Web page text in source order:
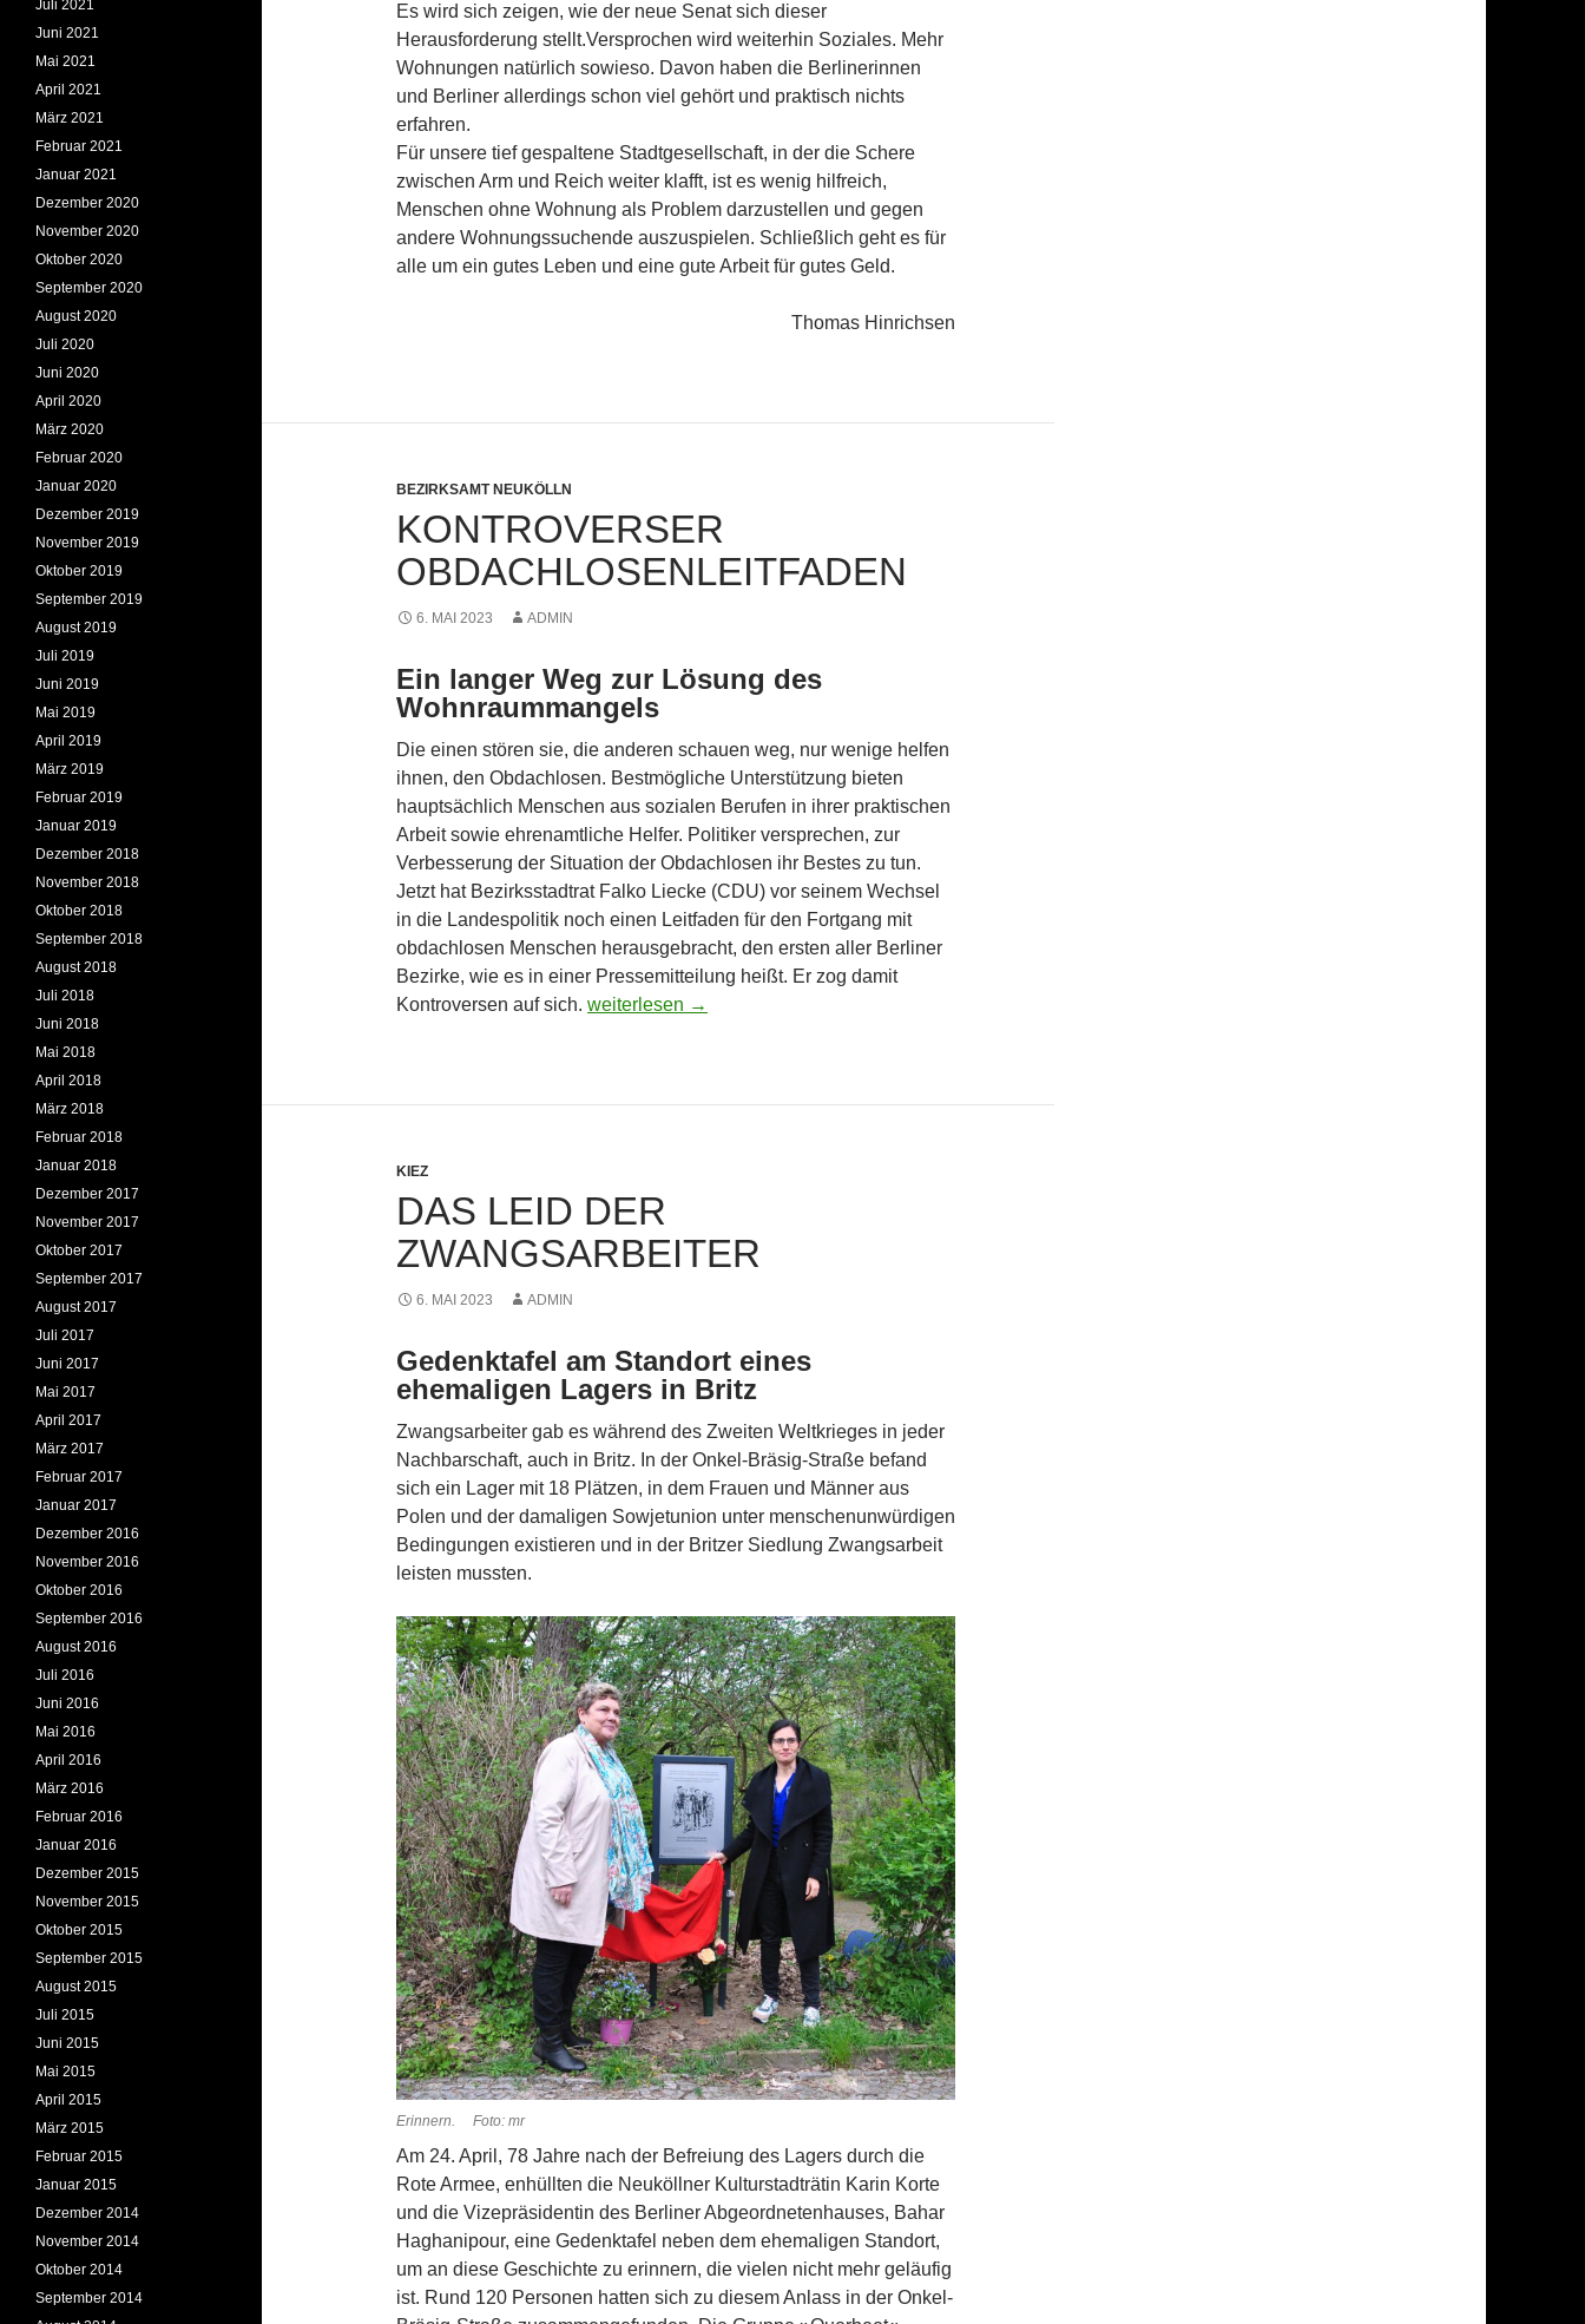
Es wird sich zeigen, wie der neue Senat sich dieser
Herausforderung stellt.Versprochen wird weiterhin Soziales. Mehr
Wohnungen natürlich sowieso. Davon haben die Berlinerinnen
und Berliner allerdings schon viel gehört und praktisch nichts
erfahren.
Für unsere tief gespaltene Stadtgesellschaft, in der die Schere
zwischen Arm und Reich weiter klafft, ist es wenig hilfreich,
Menschen ohne Wohnung als Problem darzustellen und gegen
andere Wohnungssuchende auszuspielen. Schließlich geht es für
alle um ein gutes Leben und eine gute Arbeit für gutes Geld.
Thomas Hinrichsen
BEZIRKSAMT NEUKÖLLN
KONTROVERSER
OBDACHLOSENLEITFADEN
6. MAI 2023 ADMIN
Ein langer Weg zur Lösung des
Wohnraummangels
Die einen stören sie, die anderen schauen weg, nur wenige helfen
ihnen, den Obdach­losen. Bestmögliche Unterstützung bieten
hauptsächlich Menschen aus sozialen Berufen in ihrer praktischen
Arbeit sowie ehrenamtliche Helfer. Politiker versprechen, zur
Verbesserung der Situation der Obdachlosen ihr Bestes zu tun.
Jetzt hat Bezirksstadtrat Falko Liecke (CDU) vor seinem Wechsel
in die Landespolitik noch einen Leitfaden für den Fortgang mit
obdachlosen Menschen herausgebracht, den ersten aller Berliner
Bezirke, wie es in einer Pressemitteilung heißt. Er zog damit
Kontroversen auf sich. Kontroverser Obdachlosenleitfaden
weiterlesen →
KIEZ
DAS LEID DER
ZWANGSARBEITER
6. MAI 2023 ADMIN
Gedenktafel am Standort eines
ehemaligen Lagers in Britz
Zwangsarbeiter gab es während des Zweiten Weltkrieges in jeder
Nachbarschaft, auch in Britz. In der Onkel-Bräsig-Straße befand
sich ein Lager mit 18 Plätzen, in dem Frauen und Männer aus
Polen und der damaligen Sowjetunion unter menschenunwürdigen
Bedingungen existieren und in der Britzer Siedlung Zwangsarbeit
leisten mussten.
Erinnern. Foto: mr
Am 24. April, 78 Jahre nach der Befreiung des Lagers durch die
Rote Armee, enhüllten die Neuköllner Kulturstadträtin Karin Korte
und die Vizepräsidentin des Berliner Abgeordnetenhauses, Bahar
Haghanipour, eine Gedenktafel neben dem ehemaligen Standort,
um an diese Geschichte zu erinnern, die vielen nicht mehr geläufig
ist. Rund 120 Personen hatten sich zu diesem Anlass in der Onkel-
Juli 2021
Juni 2021
Mai 2021
April 2021
März 2021
Februar 2021
Januar 2021
Dezember 2020
November 2020
Oktober 2020
September 2020
August 2020
Juli 2020
Juni 2020
April 2020
März 2020
Februar 2020
Januar 2020
Dezember 2019
November 2019
Oktober 2019
September 2019
August 2019
Juli 2019
Juni 2019
Mai 2019
April 2019
März 2019
Februar 2019
Januar 2019
Dezember 2018
November 2018
Oktober 2018
September 2018
August 2018
Juli 2018
Juni 2018
Mai 2018
April 2018
März 2018
Februar 2018
Januar 2018
Dezember 2017
November 2017
Oktober 2017
September 2017
August 2017
Juli 2017
Juni 2017
Mai 2017
April 2017
März 2017
Februar 2017
Januar 2017
Dezember 2016
November 2016
Oktober 2016
September 2016
August 2016
Juli 2016
Juni 2016
Mai 2016
April 2016
März 2016
Februar 2016
Januar 2016
Dezember 2015
November 2015
Oktober 2015
September 2015
August 2015
Juli 2015
Juni 2015
Mai 2015
April 2015
März 2015
Februar 2015
Januar 2015
Dezember 2014
November 2014
Oktober 2014
September 2014